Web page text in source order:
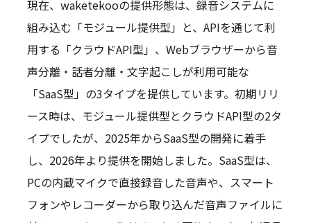
現在、waketekooの提供形態は、録音システムに
組み込む「モジュール提供型」と、APIを通じて利
用する「クラウドAPI型」、Webブラウザーから音
声分離・話者分離・文字起こしが利用可能な
「SaaS型」の3タイプを提供しています。初期リリ
ース時は、モジュール提供型とクラウドAPI型の2タ
イプでしたが、2025年からSaaS型の開発に着手
し、2026年より提供を開始しました。SaaS型は、
PCの内蔵マイクで直接録音した音声や、スマート
フォンやレコーダーから取り込んだ音声ファイルに